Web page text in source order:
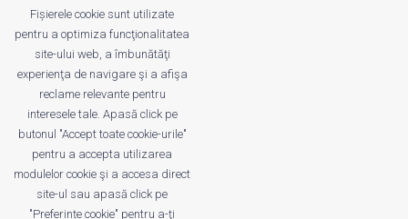
This site uses Akismet to reduce spam.
Learn how your comment data is
processed.
Fișierele cookie sunt utilizate
pentru a optimiza funcţionalitatea
site-ului web, a îmbunătăţi
experienţa de navigare şi a afişa
reclame relevante pentru
interesele tale. Apasă click pe
butonul "Accept toate cookie-urile"
pentru a accepta utilizarea
modulelor cookie şi a accesa direct
site-ul sau apasă click pe
"Preferințe cookie" pentru a-ţi